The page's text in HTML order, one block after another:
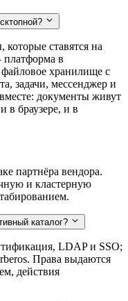
ставятся на
в
хранилище с
задачи, мессенджер и
документы живут
в браузере, и в
партнёра вендора.
и кластерную
каталог?
LDAP и SSO;
Права выдаются
действия